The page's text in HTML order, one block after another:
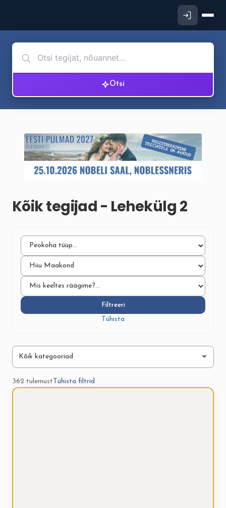
Otsi
Kõik tegijad - Lehekülg 2
Filtreeri
Tühista
362 tulemustTühista filtrid